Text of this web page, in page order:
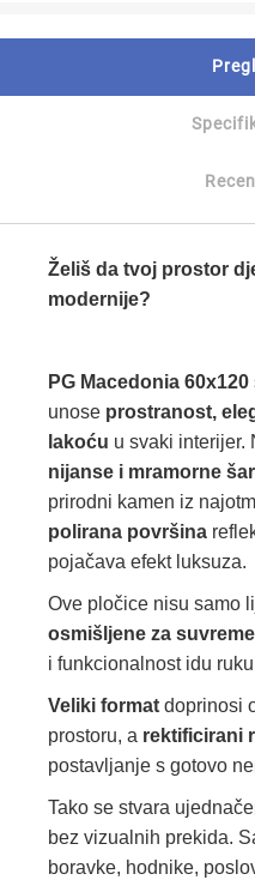
Želiš da tvoj prostor
modernije?
PG Macedonia 60x120
unose prostranost,
lakoću u svaki interijer.
nijanse i mramorne
prirodni kamen iz
polirana površina
pojačava efekt luksuza.
Ove pločice nisu samo
osmišljene za
i funkcionalnost idu
Veliki format doprinosi
prostoru, a rektificirani
postavljanje s gotovo
Tako se stvara
bez vizualnih prekida.
boravke, hodnike,